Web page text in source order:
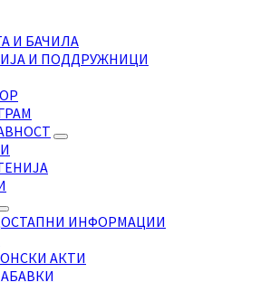
И БАЧИЛА
И ПОДДРУЖНИЦИ
ИНФОРМАЦИИ
АКТИ